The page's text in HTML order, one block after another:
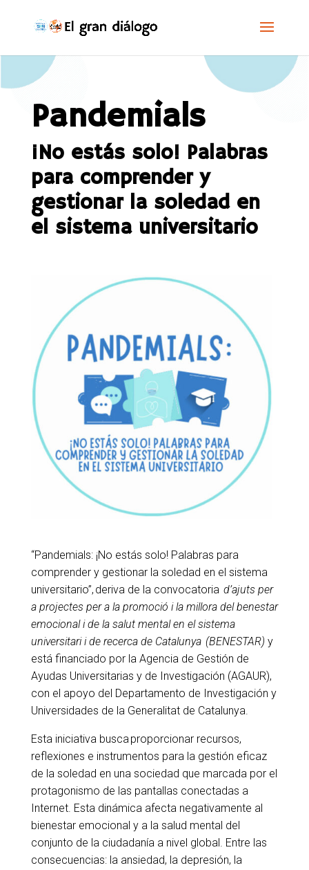
Pandemials
¡No estás solo! Palabras
para comprender y
gestionar la soledad en
el sistema universitario
“Pandemials: ¡No estás solo! Palabras para
comprender y gestionar la soledad en el sistema
universitario”, deriva de la convocatoria d’ajuts per
a projectes per a la promoció i la millora del benestar
emocional i de la salut mental en el sistema
universitari i de recerca de Catalunya (BENESTAR) y
está financiado por la Agencia de Gestión de
Ayudas Universitarias y de Investigación (AGAUR),
con el apoyo del Departamento de Investigación y
Universidades de la Generalitat de Catalunya.
Esta iniciativa busca proporcionar recursos,
reflexiones e instrumentos para la gestión eficaz
de la soledad en una sociedad que marcada por el
protagonismo de las pantallas conectadas a
Internet. Esta dinámica afecta negativamente al
bienestar emocional y a la salud mental del
conjunto de la ciudadanía a nivel global. Entre las
consecuencias: la ansiedad, la depresión, la